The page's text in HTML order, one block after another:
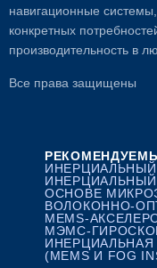
навигационные
конкретных
производительность в
Все права защищены
ОСНОВЕ
ВОЛОКОННО-
MEMS-
МЭМС-
(MEMS И FOG